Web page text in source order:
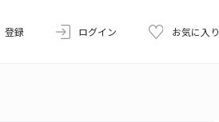
登録 ログイン お気に入り